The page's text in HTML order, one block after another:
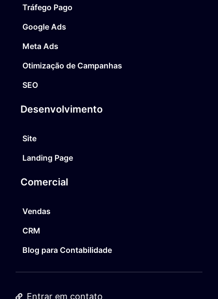
Tráfego Pago
Google Ads
Meta Ads
Otimização de Campanhas
SEO
Desenvolvimento
Site
Landing Page
Comercial
Vendas
CRM
Blog para Contabilidade
Entrar em contato